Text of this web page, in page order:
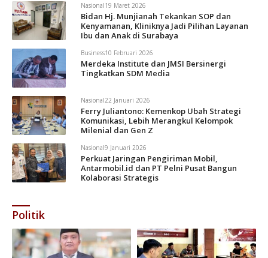
Nasional19 Maret 2026
Bidan Hj. Munjianah Tekankan SOP dan
Kenyamanan, Kliniknya Jadi Pilihan Layanan
Ibu dan Anak di Surabaya
Business10 Februari 2026
Merdeka Institute dan JMSI Bersinergi
Tingkatkan SDM Media
Nasional22 Januari 2026
Ferry Juliantono: Kemenkop Ubah Strategi
Komunikasi, Lebih Merangkul Kelompok
Milenial dan Gen Z
Nasional9 Januari 2026
Perkuat Jaringan Pengiriman Mobil,
Antarmobil.id dan PT Pelni Pusat Bangun
Kolaborasi Strategis
Politik